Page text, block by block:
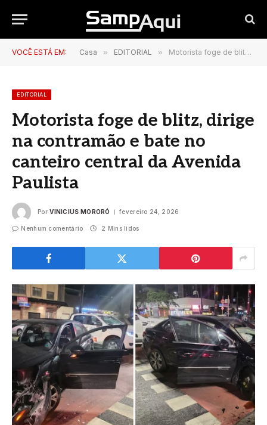
VOCÊ ESTÁ EM: Casa » EDITORIAL » Motorista foge de blitz, dirige na contramão e bate no canteiro central da Avenida Paulista
EDITORIAL
Motorista foge de blitz, dirige
na contramão e bate no
canteiro central da Avenida
Paulista
Por VINICIUS MORORÓ fevereiro 24, 2026
Nenhum comentário 2 Mins lidos